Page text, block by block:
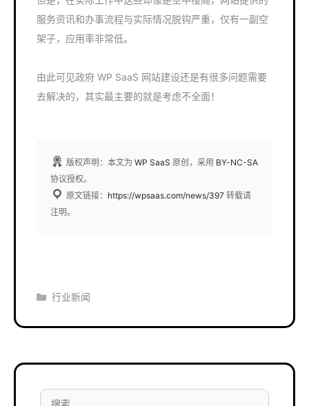
服务资讯和办事流程与实际情况脱钩严重，仅有一副空
架子，应用率非常低。
由此可见政府 WP SaaS 网站建设还是有很多问题需要
去解决的，其实最主要的就是考虑不全面！
版权声明：本文为 WP SaaS 原创，采用 BY-NC-SA
协议授权。
原文链接： https://wpsaas.com/news/397 转载请
注明。
分
行业新闻
搜